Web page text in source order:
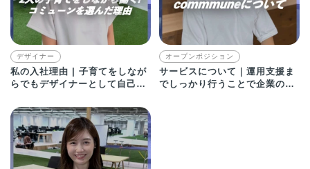
デザイナー
私の入社理由 | 子育てをしなが
らでもデザイナーとして自己成
オープンポジション
サービスについて｜運用支援ま
でしっかり行うことで企業の成